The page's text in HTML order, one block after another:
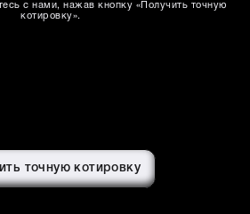
с нами, нажав кнопку «Получить точную
котировку».
точную котировку